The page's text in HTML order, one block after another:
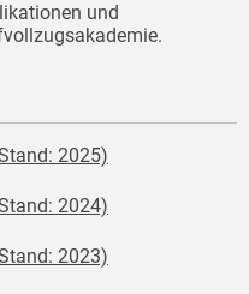
und
2025)
2024)
2023)